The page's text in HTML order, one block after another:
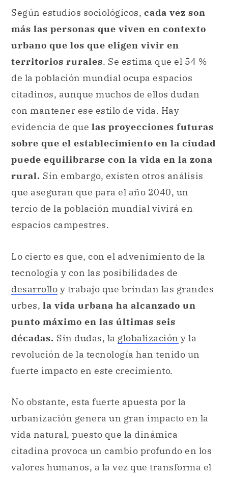
Según estudios sociológicos, cada vez son
más las personas que viven en contexto
urbano que los que eligen vivir en
territorios rurales. Se estima que el 54 %
de la población mundial ocupa espacios
citadinos, aunque muchos de ellos dudan
con mantener ese estilo de vida. Hay
evidencia de que las proyecciones futuras
sobre que el establecimiento en la ciudad
puede equilibrarse con la vida en la zona
rural. Sin embargo, existen otros análisis
que aseguran que para el año 2040, un
tercio de la población mundial vivirá en
espacios campestres.
Lo cierto es que, con el advenimiento de la
tecnología y con las posibilidades de
desarrollo y trabajo que brindan las grandes
urbes, la vida urbana ha alcanzado un
punto máximo en las últimas seis
décadas. Sin dudas, la globalización y la
revolución de la tecnología han tenido un
fuerte impacto en este crecimiento.
No obstante, esta fuerte apuesta por la
urbanización genera un gran impacto en la
vida natural, puesto que la dinámica
citadina provoca un cambio profundo en los
valores humanos, a la vez que transforma el